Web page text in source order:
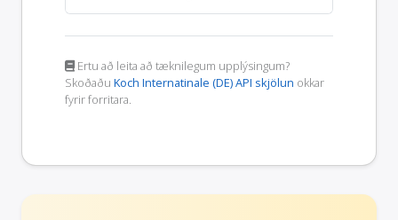
Ertu að leita að tæknilegum upplýsingum?
Skoðaðu Koch Internatinale (DE) API skjölun okkar
fyrir forritara.